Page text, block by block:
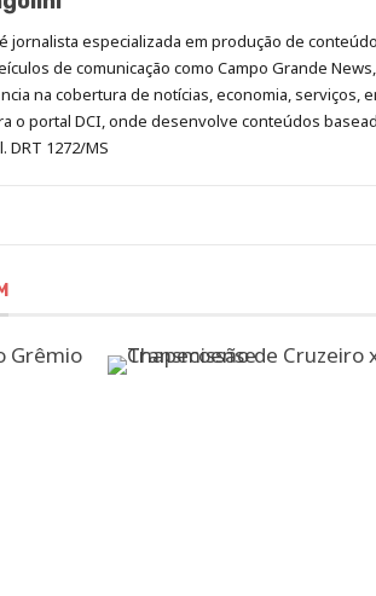
jornalista especializada em produção de
de comunicação como Campo Grande
na cobertura de notícias, economia, serviços,
o portal DCI, onde desenvolve conteúdos
DRT 1272/MS